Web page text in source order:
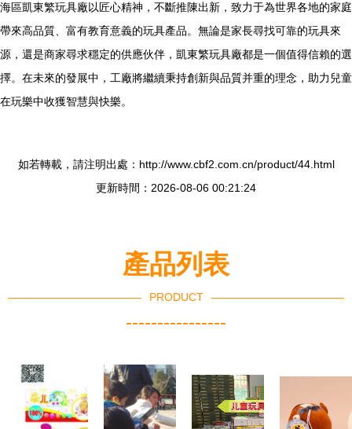
海區凱東繁玩具廠以匠心精神，不斷推陳出新，致力于為世界各地的家庭
帶來高品質、富有教育意義的玩具產品。無論是家長尋找可靠的玩具來
源，還是商家尋求穩定的供應伙伴，凱東繁玩具廠都是一個值得信賴的選
擇。在未來的發展中，工廠將繼續秉持創新與品質并重的理念，助力兒童
在玩樂中收獲智慧與快樂。
如若轉載，請注明出處：http://www.cbf2.com.cn/product/44.html
更新時間：2026-08-06 00:21:24
產品列表
PRODUCT
----------------